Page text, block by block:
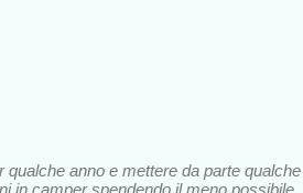
anno e mettere da parte qualche